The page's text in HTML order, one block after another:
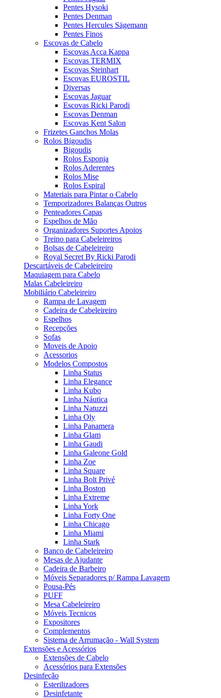
Pentes Hysoki
Pentes Denman
Pentes Hercules Sägemann
Pentes Finos
Escovas de Cabelo
Escovas Acca Kappa
Escovas TERMIX
Escovas Steinhart
Escovas EUROSTIL
Diversas
Escovas Jaguar
Escovas Ricki Parodi
Escovas Denman
Escovas Kent Salon
Frizetes Ganchos Molas
Rolos Bigoudis
Bigoudis
Rolos Esponja
Rolos Aderentes
Rolos Mise
Rolos Espiral
Materiais para Pintar o Cabelo
Temporizadores Balanças Outros
Penteadores Capas
Espelhos de Mão
Organizadores Suportes Apoios
Treino para Cabeleireiros
Bolsas de Cabeleireiro
Royal Secret By Ricki Parodi
Descartáveis de Cabeleireiro
Maquiagem para Cabelo
Malas Cabeleireiro
Mobiliário Cabeleireiro
Rampa de Lavagem
Cadeira de Cabeleireiro
Espelhos
Recepções
Sofas
Moveis de Apoio
Acessorios
Modelos Compostos
Linha Status
Linha Elegance
Linha Kubo
Linha Náutica
Linha Natuzzi
Linha Oly
Linha Panamera
Linha Glam
Linha Gaudi
Linha Galeone Gold
Linha Zoe
Linha Square
Linha Bolt Privé
Linha Boston
Linha Extreme
Linha York
Linha Forty One
Linha Chicago
Linha Miami
Linha Stark
Banco de Cabeleireiro
Mesas de Ajudante
Cadeira de Barbeiro
Móveis Separadores p/ Rampa Lavagem
Pousa-Pés
PUFF
Mesa Cabeleireiro
Móveis Tecnicos
Expositores
Complementos
Sistema de Arrumação - Wall System
Extensões e Acessórios
Extensões de Cabelo
Acessórios para Extensões
Desinfeção
Esterilizadores
Desinfetante